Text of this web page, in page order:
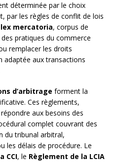
déterminée par le choix
par les règles de conflit de lois
lex mercatoria, corpus de
pratiques du commerce
remplacer les droits
adaptée aux transactions
d’arbitrage forment la
Ces règlements,
aux besoins des
complet couvrant des
du tribunal arbitral,
les délais de procédure. Le
CCI, le Règlement de la LCIA